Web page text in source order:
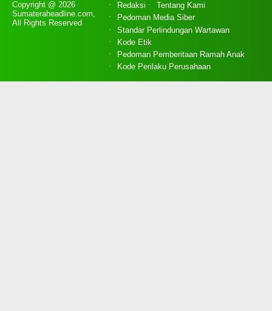
Copyright @ 2026
Sumateraheadline.com,
All Rights Reserved
Redaksi
Tentang Kami
Pedoman Media Siber
Standar Perlindungan Wartawan
Kode Etik
Pedoman Pemberitaan Ramah Anak
Kode Perilaku Perusahaan